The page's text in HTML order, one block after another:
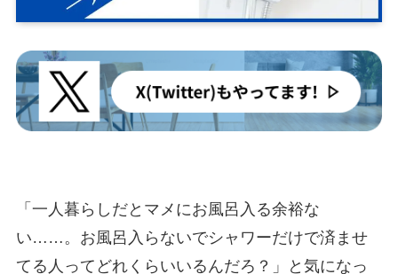
「一人暮らしだとマメにお風呂入る余裕な
い……。お風呂入らないでシャワーだけで済ませ
てる人ってどれくらいいるんだろ？」と気になっ